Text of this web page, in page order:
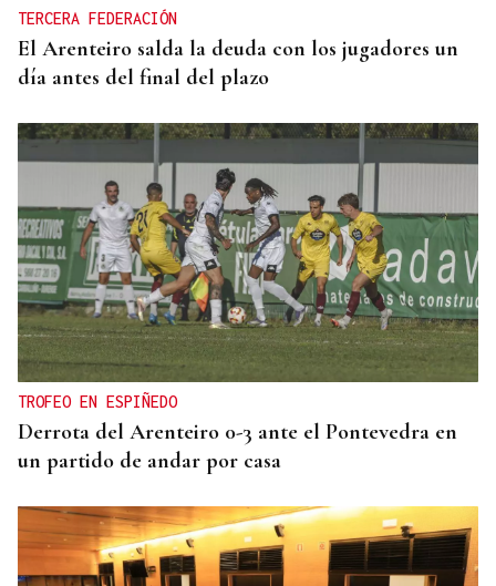
TERCERA FEDERACIÓN
El Arenteiro salda la deuda con los jugadores un
día antes del final del plazo
TROFEO EN ESPIÑEDO
Derrota del Arenteiro 0-3 ante el Pontevedra en
un partido de andar por casa